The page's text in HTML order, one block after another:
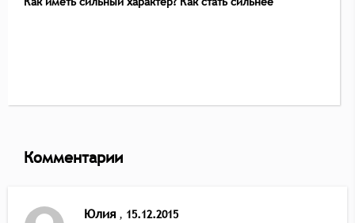
Комментарии
Юлия , 15.12.2015